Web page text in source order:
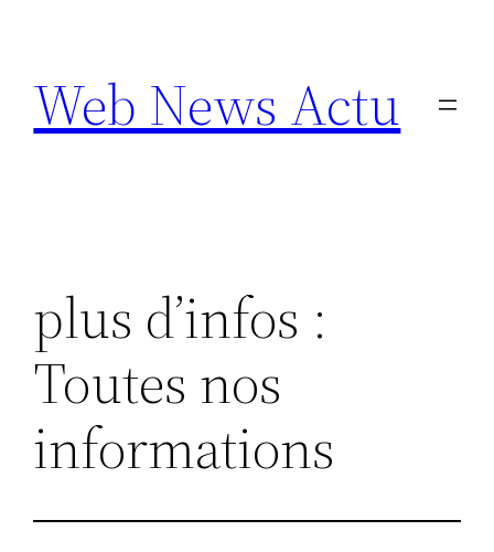
contenu
Web News Actu
plus d’infos :
Toutes nos
informations